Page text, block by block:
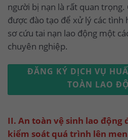
người bị nạn là rất quan trọng.
được đào tạo để xử lý các tình
sơ cứu tai nạn lao động một
chuyên nghiệp.
ĐĂNG KÝ DỊCH VỤ
TOÀN LAO
II. An toàn vệ sinh lao động
kiểm soát quá trình lên